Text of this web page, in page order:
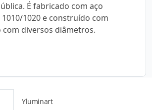
É fabricado com aço
1010/1020 e construído com
com diversos diâmetros.
Yluminart
para Download